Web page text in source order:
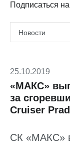
Подписаться
25.10.2019
«МАКС»
за
Cruiser
СК «МАКС»